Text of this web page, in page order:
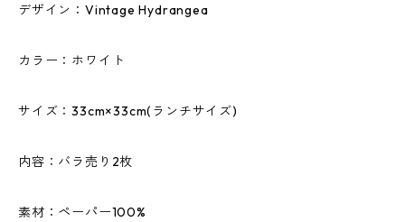
デザイン：Vintage Hydrangea
カラー：ホワイト
サイズ：33cm×33cm(ランチサイズ)
内容：バラ売り2枚
素材：ペーパー100%